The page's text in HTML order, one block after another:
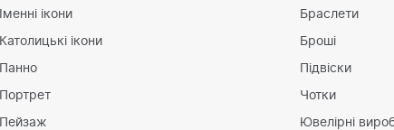
Іменні ікони
Католицькі ікони
Панно
Портрет
Пейзаж
Браслети
Броші
Підвіски
Чотки
Ювелірні